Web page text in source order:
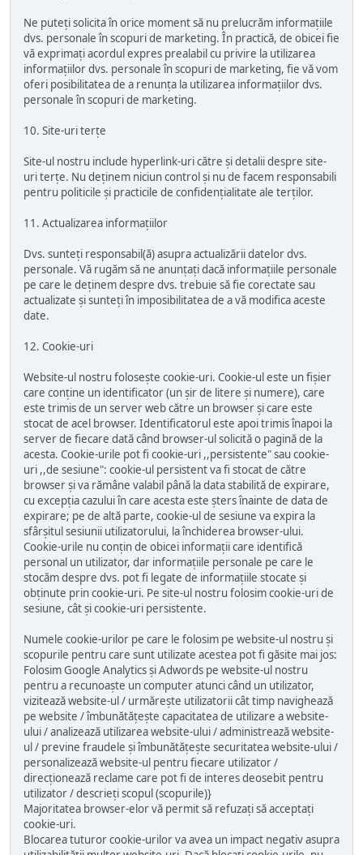
Ne puteți solicita în orice moment să nu prelucrăm informațiile
dvs. personale în scopuri de marketing. În practică, de obicei fie
vă exprimați acordul expres prealabil cu privire la utilizarea
informațiilor dvs. personale în scopuri de marketing, fie vă vom
oferi posibilitatea de a renunța la utilizarea informațiilor dvs.
personale în scopuri de marketing.
10. Site-uri terțe
Site-ul nostru include hyperlink-uri către și detalii despre site-
uri terțe. Nu deținem niciun control și nu de facem responsabili
pentru politicile și practicile de confidențialitate ale terților.
11. Actualizarea informațiilor
Dvs. sunteți responsabil(ă) asupra actualizării datelor dvs.
personale. Vă rugăm să ne anunțați dacă informațiile personale
pe care le deținem despre dvs. trebuie să fie corectate sau
actualizate și sunteți în imposibilitatea de a vă modifica aceste
date.
12. Cookie-uri
Website-ul nostru folosește cookie-uri. Cookie-ul este un fișier
care conține un identificator (un șir de litere și numere), care
este trimis de un server web către un browser și care este
stocat de acel browser. Identificatorul este apoi trimis înapoi la
server de fiecare dată când browser-ul solicită o pagină de la
acesta. Cookie-urile pot fi cookie-uri ,,persistente" sau cookie-
uri ,,de sesiune": cookie-ul persistent va fi stocat de către
browser și va rămâne valabil până la data stabilită de expirare,
cu excepția cazului în care acesta este șters înainte de data de
expirare; pe de altă parte, cookie-ul de sesiune va expira la
sfârșitul sesiunii utilizatorului, la închiderea browser-ului.
Cookie-urile nu conțin de obicei informații care identifică
personal un utilizator, dar informațiile personale pe care le
stocăm despre dvs. pot fi legate de informațiile stocate și
obținute prin cookie-uri. Pe site-ul nostru folosim cookie-uri de
sesiune, cât și cookie-uri persistente.
Numele cookie-urilor pe care le folosim pe website-ul nostru și
scopurile pentru care sunt utilizate acestea pot fi găsite mai jos:
Folosim Google Analytics și Adwords pe website-ul nostru
pentru a recunoaște un computer atunci când un utilizator,
vizitează website-ul / urmărește utilizatorii cât timp navighează
pe website / îmbunătățește capacitatea de utilizare a website-
ului / analizează utilizarea website-ului / administrează website-
ul / previne fraudele și îmbunătățește securitatea website-ului /
personalizează website-ul pentru fiecare utilizator /
direcționează reclame care pot fi de interes deosebit pentru
utilizator / descrieți scopul (scopurile)}
Majoritatea browser-elor vă permit să refuzați să acceptați
cookie-uri.
Blocarea tuturor cookie-urilor va avea un impact negativ asupra